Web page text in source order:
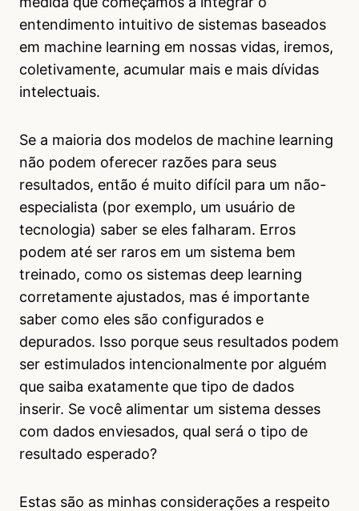
entendimento intuitivo de sistemas baseados
em machine learning em nossas vidas, iremos,
coletivamente, acumular mais e mais dívidas
intelectuais.
Se a maioria dos modelos de machine learning
não podem oferecer razões para seus
resultados, então é muito difícil para um não-
especialista (por exemplo, um usuário de
tecnologia) saber se eles falharam. Erros
podem até ser raros em um sistema bem
treinado, como os sistemas deep learning
corretamente ajustados, mas é importante
saber como eles são configurados e
depurados. Isso porque seus resultados podem
ser estimulados intencionalmente por alguém
que saiba exatamente que tipo de dados
inserir. Se você alimentar um sistema desses
com dados enviesados, qual será o tipo de
resultado esperado?
Estas são as minhas considerações a respeito